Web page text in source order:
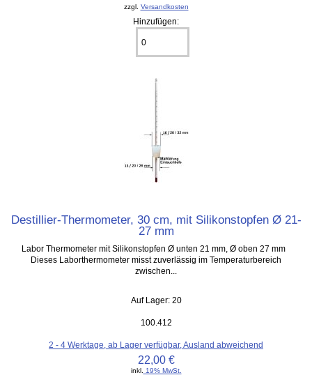
zzgl. Versandkosten
Hinzufügen:
Destillier-Thermometer, 30 cm, mit Silikonstopfen Ø 21-
27 mm
Labor Thermometer mit Silikonstopfen Ø unten 21 mm, Ø oben 27 mm
Dieses Laborthermometer misst zuverlässig im Temperaturbereich
zwischen...
Auf Lager: 20
100.412
2 - 4 Werktage, ab Lager verfügbar, Ausland abweichend
22,00 €
inkl.
19% MwSt.